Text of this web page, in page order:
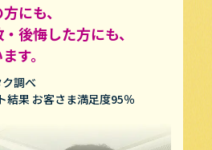
にも、
後悔した方にも、
す。
調べ
結果 お客さま満足度95％